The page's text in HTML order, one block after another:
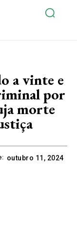
a vinte e
por
morte
outubro 11, 2024